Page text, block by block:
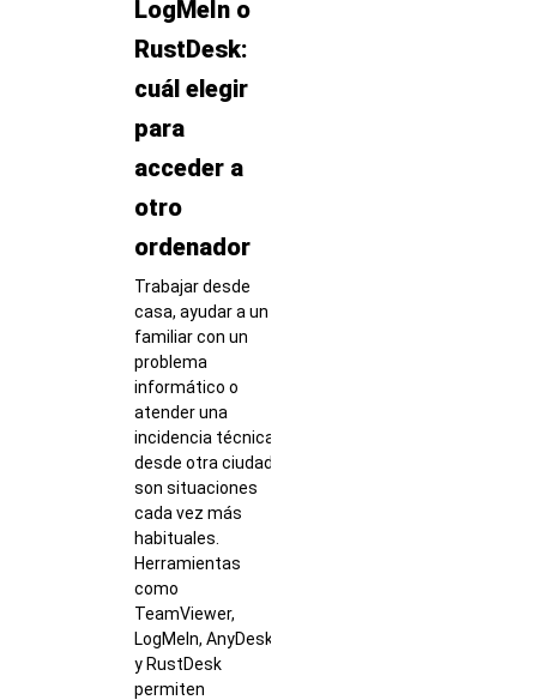
LogMeIn o
RustDesk:
cuál elegir
para
acceder a
otro
ordenador
Trabajar desde
casa, ayudar a un
familiar con un
problema
informático o
atender una
incidencia técnica
desde otra ciudad
son situaciones
cada vez más
habituales.
Herramientas
como
TeamViewer,
LogMeIn, AnyDesk
y RustDesk
permiten